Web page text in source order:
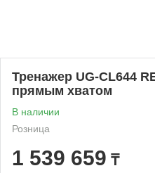
Тренажер UG-CL644
прямым хватом
В наличии
Розница
1 539 659 ₸